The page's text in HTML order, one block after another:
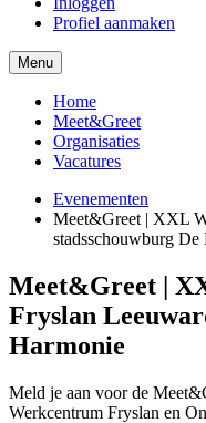
Profiel aanmaken
MenuMenu
collapsed
Home
Meet&Greet
Organisaties
Vacatures
Evenementen
Meet&Greet | XXL
stadsschouwburg De
Meet&Greet |
Fryslan
Harmonie
Meld je aan voor de
Werkcentrum Fryslan en